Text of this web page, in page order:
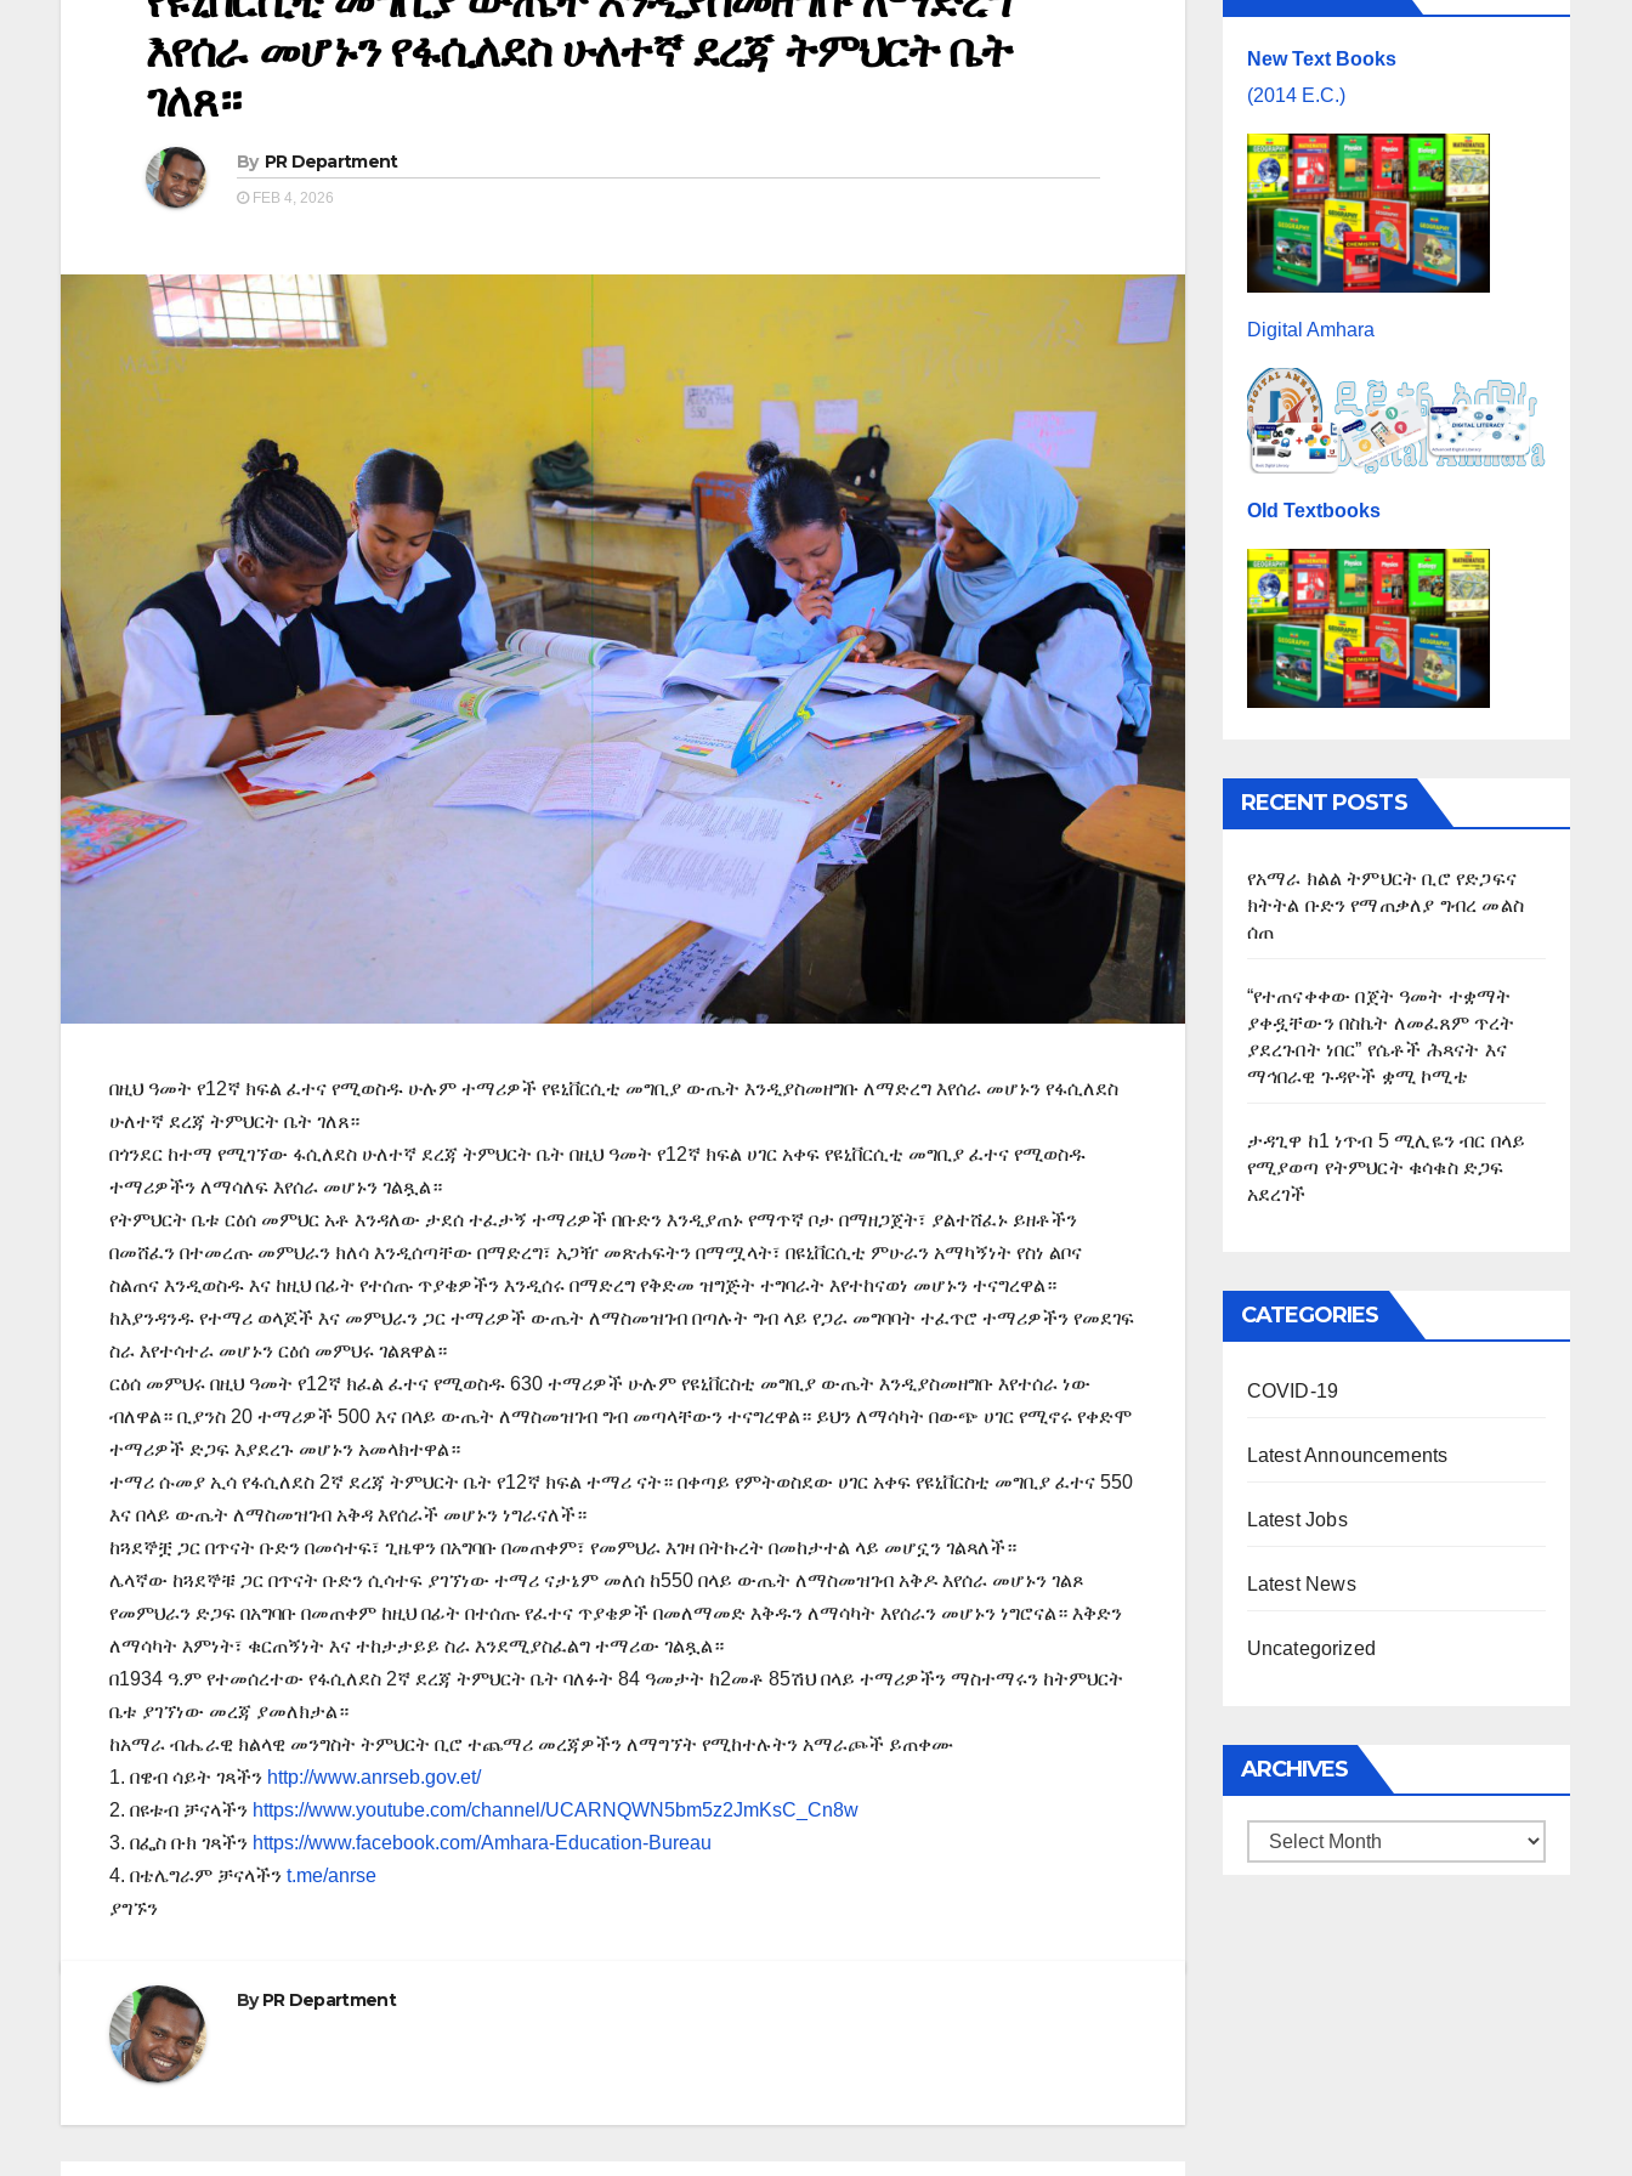
እየሰራ መሆኑን የፋሲለደስ ሁለተኛ ደረጃ ትምህርት ቤት
ገለጸ።
By PR Department
FEB 4, 2026
በዚህ ዓመት የ12ኛ ክፍል ፈተና የሚወስዱ ሁሉም ተማሪዎች የዩኒቨርሲቲ መግቢያ ውጤት እንዲያስመዘግቡ ለማድረግ እየሰራ መሆኑን የፋሲለደስ
ሁለተኛ ደረጃ ትምህርት ቤት ገለጸ።
በጎንደር ከተማ የሚገኘው ፋሲለደስ ሁለተኛ ደረጃ ትምህርት ቤት በዚህ ዓመት የ12ኛ ክፍል ሀገር አቀፍ የዩኒቨርሲቲ መግቢያ ፈተና የሚወስዱ
ተማሪዎችን ለማሳለፍ እየሰራ መሆኑን ገልጿል።
የትምህርት ቤቱ ርዕሰ መምህር አቶ እንዳለው ታደሰ ተፈታኝ ተማሪዎች በቡድን እንዲያጠኑ የማጥኛ ቦታ በማዘጋጀት፣ ያልተሸፈኑ ይዘቶችን
በመሸፈን በተመረጡ መምህራን ክለሳ እንዲሰጣቸው በማድረግ፣ አጋዥ መጽሐፍትን በማሟላት፣ በዩኒቨርሲቲ ምሁራን አማካኝነት የስነ ልቦና
ስልጠና እንዲወስዱ እና ከዚህ በፊት የተሰጡ ጥያቄዎችን እንዲሰሩ በማድረግ የቅድመ ዝግጅት ተግባራት እየተከናወነ መሆኑን ተናግረዋል።
ከእያንዳንዱ የተማሪ ወላጆች እና መምህራን ጋር ተማሪዎች ውጤት ለማስመዝገብ በጣሉት ግብ ላይ የጋራ መግባባት ተፈጥሮ ተማሪዎችን የመደገፍ
ስራ እየተሳተራ መሆኑን ርዕሰ መምህሩ ገልጸዋል።
ርዕሰ መምህሩ በዚህ ዓመት የ12ኛ ክፈል ፈተና የሚወስዱ 630 ተማሪዎች ሁሉም የዩኒቨርስቲ መግቢያ ውጤት እንዲያስመዘግቡ እየተሰራ ነው
ብለዋል። ቢያንስ 20 ተማሪዎች 500 እና በላይ ውጤት ለማስመዝገብ ግብ መጣላቸውን ተናግረዋል። ይህን ለማሳካት በውጭ ሀገር የሚኖሩ የቀድሞ
ተማሪዎች ድጋፍ እያደረጉ መሆኑን አመላክተዋል።
ተማሪ ሱመያ ኢሳ የፋሲለደስ 2ኛ ደረጃ ትምህርት ቤት የ12ኛ ክፍል ተማሪ ናት። በቀጣይ የምትወስደው ሀገር አቀፍ የዩኒቨርስቲ መግቢያ ፈተና 550
እና በላይ ውጤት ለማስመዝገብ አቅዳ እየሰራች መሆኑን ነግራናለች።
ከጓደኞቿ ጋር በጥናት ቡድን በመሳተፍ፣ ጊዜዋን በአግባቡ በመጠቀም፣ የመምህራ እገዛ በትኩረት በመከታተል ላይ መሆኗን ገልጻለች።
ሌላኛው ከጓደኞቹ ጋር በጥናት ቡድን ሲሳተፍ ያገኘነው ተማሪ ናታኔም መለሰ ከ550 በላይ ውጤት ለማስመዝገብ አቅዶ እየሰራ መሆኑን ገልጾ
የመምህራን ድጋፍ በአግባቡ በመጠቀም ከዚህ በፊት በተሰጡ የፈተና ጥያቄዎች በመለማመድ እቅዱን ለማሳካት እየሰራን መሆኑን ነግሮናል። እቅድን
ለማሳካት እምነት፣ ቁርጠኝነት እና ተከታታይይ ስራ እንደሚያስፈልግ ተማሪው ገልጿል።
በ1934 ዓ.ም የተመሰረተው የፋሲለደስ 2ኛ ደረጃ ትምህርት ቤት ባለፉት 84 ዓመታት ከ2መቶ 85ሽህ በላይ ተማሪዎችን ማስተማሩን ከትምህርት
ቤቱ ያገኘነው መረጃ ያመለክታል።
ከአማራ ብሔራዊ ክልላዊ መንግስት ትምህርት ቢሮ ተጨማሪ መረጃዎችን ለማግኘት የሚከተሉትን አማራጮች ይጠቀሙ
1. በዌብ ሳይት ገጻችን http://www.anrseb.gov.et/
2. በዩቱብ ቻናላችን https://www.youtube.com/channel/UCARNQWN5bm5z2JmKsC_Cn8w
3. በፌስ ቡክ ገጻችን https://www.facebook.com/Amhara-Education-Bureau
4. በቴሌግራም ቻናላችን t.me/anrse
ያግኙን
ByPR Department
New Text Books
(2014 E.C.)
Digital Amhara
Old Textbooks
RECENT POSTS
የአማራ ክልል ትምህርት ቢሮ የድጋፍና
ክትትል ቡድን የማጠቃለያ ግብረ መልስ
ሰጠ
“የተጠናቀቀው በጀት ዓመት ተቋማት
ያቀዷቸውን በስኬት ለመፈጸም ጥረት
ያደረጉበት ነበር” የሴቶች ሕጻናት እና
ማኅበራዊ ጉዳዮች ቋሚ ኮሚቴ
ታዳጊዋ ከ1 ነጥብ 5 ሚሊዬን ብር በላይ
የሚያወጣ የትምህርት ቁሳቁስ ድጋፍ
አደረገች
CATEGORIES
COVID-19
Latest Announcements
Latest Jobs
Latest News
Uncategorized
ARCHIVES
Archives